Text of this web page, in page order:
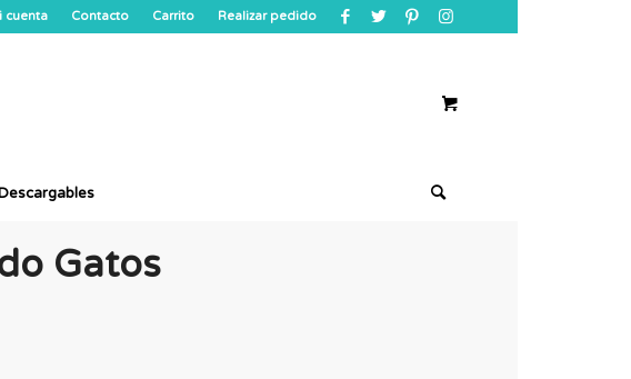
cuenta Contacto Carrito Realizar pedido
Gatos